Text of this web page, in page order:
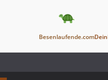
Besenlaufende.com